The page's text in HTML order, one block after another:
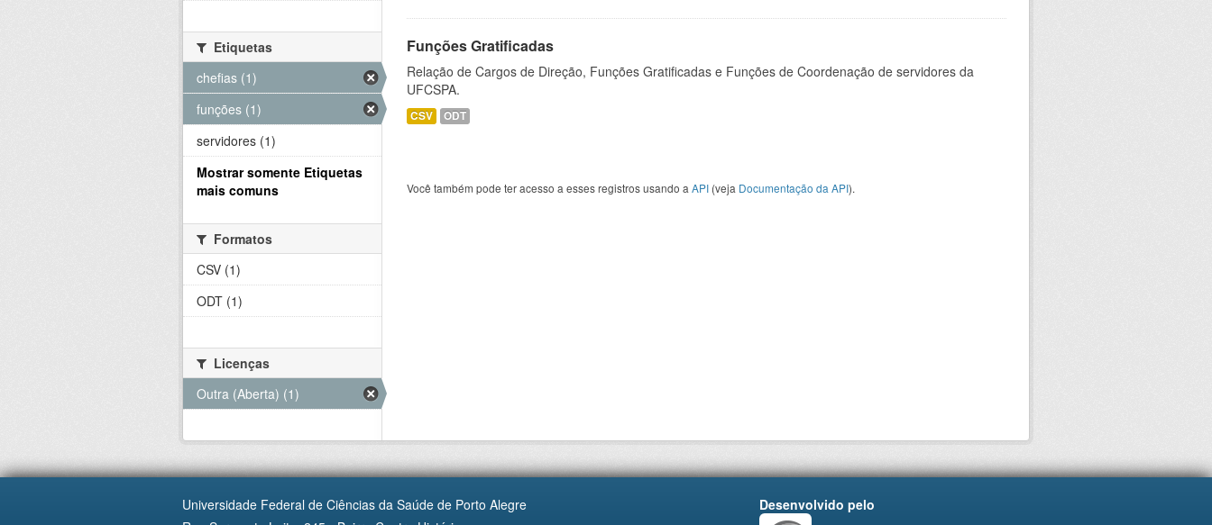
Funções Gratificadas
Relação de Cargos de Direção, Funções Gratificadas e Funções de Coordenação de servidores da
UFCSPA.
CSV ODT
Você também pode ter acesso a esses registros usando a API (veja Documentação da API).
Etiquetas
chefias (1)
funções (1)
servidores (1)
Mostrar somente Etiquetas
mais comuns
Formatos
CSV (1)
ODT (1)
Licenças
Outra (Aberta) (1)
Universidade Federal de Ciências da Saúde de Porto Alegre
Desenvolvido pelo